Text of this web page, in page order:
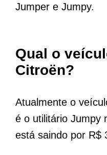
Jumper e Jumpy.
Qual o
Citroën?
Atualmente o
é o utilitário Jumpy
está saindo por R$